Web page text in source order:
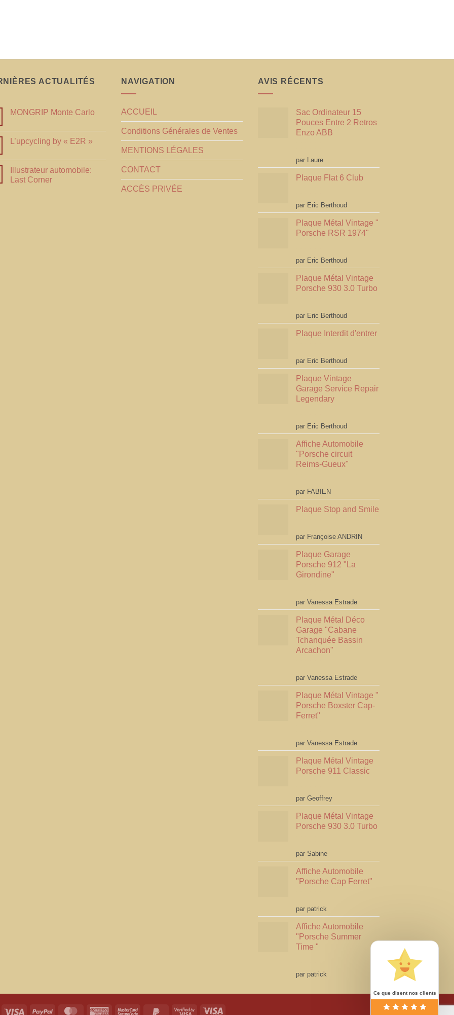
ACTUALITÉS
MONGRIP Monte Carlo
L’upcycling by « E2R »
Illustrateur automobile:
Last Corner
NAVIGATION
ACCUEIL
Conditions Générales de Ventes
MENTIONS LÉGALES
CONTACT
ACCÈS PRIVÉE
AVIS RÉCENTS
Sac Ordinateur 15
Pouces Entre 2 Retros
Enzo ABB
Note5sur 5
par Laure
Plaque Flat 6 Club
Note5sur 5
par Eric Berthoud
Plaque Métal Vintage "
Porsche RSR 1974"
Note5sur 5
par Eric Berthoud
Plaque Métal Vintage
Porsche 930 3.0 Turbo
Note5sur 5
par Eric Berthoud
Plaque Interdit d'entrer
Note5sur 5
par Eric Berthoud
Plaque Vintage
Garage Service Repair
Legendary
Note5sur 5
par Eric Berthoud
Affiche Automobile
"Porsche circuit
Reims-Gueux"
Note5sur 5
par FABIEN
Plaque Stop and Smile
Note4
sur 5
par Françoise ANDRIN
Plaque Garage
Porsche 912 "La
Girondine"
Note5sur 5
par Vanessa Estrade
Plaque Métal Déco
Garage "Cabane
Tchanquée Bassin
Arcachon"
Note5sur 5
par Vanessa Estrade
Plaque Métal Vintage "
Porsche Boxster Cap-
Ferret"
Note5sur 5
par Vanessa Estrade
Plaque Métal Vintage
Porsche 911 Classic
Note5sur 5
par Geoffrey
Plaque Métal Vintage
Porsche 930 3.0 Turbo
Note5sur 5
par Sabine
Affiche Automobile
"Porsche Cap Ferret"
Note4
sur 5
par patrick
Affiche Automobile
"Porsche Summer
Time "
Note4
sur 5
par patrick
Visa PayPal MasterCardAmericanMasterCardPayPal Visa Visa
Ce que disent nos clients